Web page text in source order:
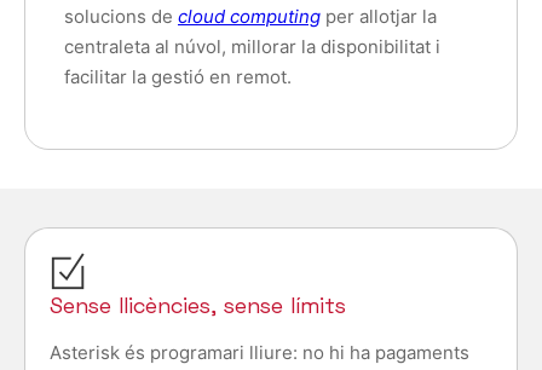
solucions de cloud computing per allotjar la
centraleta al núvol, millorar la disponibilitat i
facilitar la gestió en remot.
Sense llicències, sense límits
Asterisk és programari lliure: no hi ha pagaments